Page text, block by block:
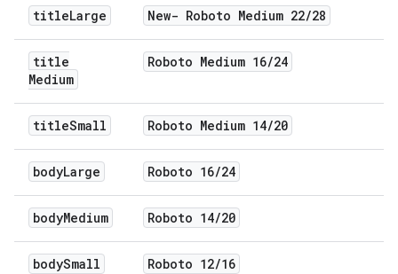
titleLarge New- Roboto Medium 22/28
title
Medium
Roboto Medium 16/24
titleSmall Roboto Medium 14/20
bodyLarge Roboto 16/24
bodyMedium Roboto 14/20
bodySmall Roboto 12/16